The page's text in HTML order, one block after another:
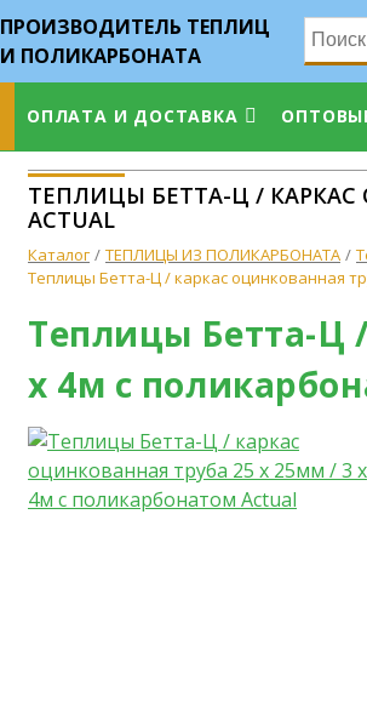
ПРОИЗВОДИТЕЛЬ ТЕПЛИЦ
И ПОЛИКАРБОНАТА
ОПЛАТА И ДОСТАВКА
ТЕПЛИЦЫ БЕТТА-Ц /
ACTUAL
Каталог ТЕПЛИЦЫ ИЗ ПОЛИКАРБОНАТА
Теплицы Бетта-Ц / каркас оцинкованная
Теплицы Бетта-Ц
х 4м с